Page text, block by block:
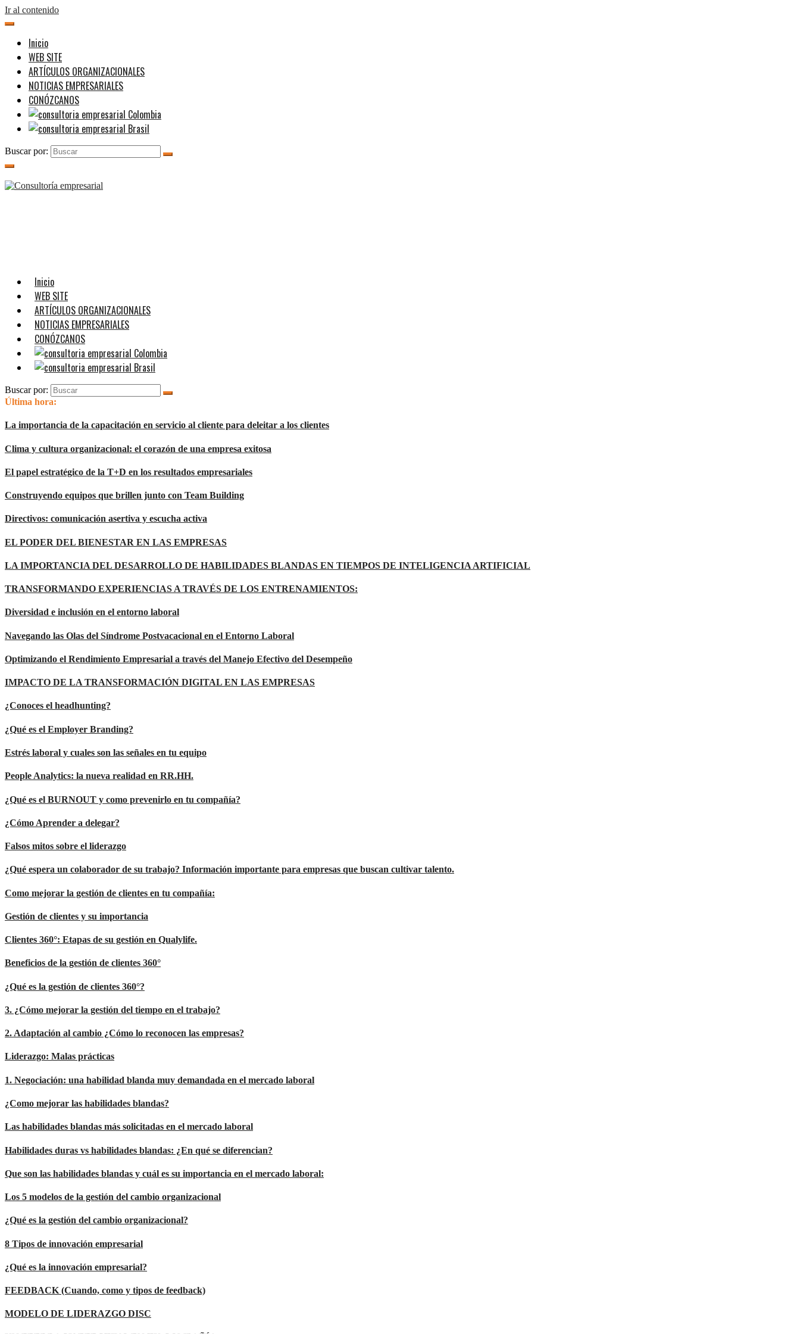
Ir al contenido
Inicio
WEB SITE
ARTÍCULOS ORGANIZACIONALES
NOTICIAS EMPRESARIALES
CONÓZCANOS
Buscar por:
Inicio
WEB SITE
ARTÍCULOS ORGANIZACIONALES
NOTICIAS EMPRESARIALES
CONÓZCANOS
Buscar por:
Última hora:
La importancia de la capacitación en servicio al cliente para deleitar a los clientes
Clima y cultura organizacional: el corazón de una empresa exitosa
El papel estratégico de la T+D en los resultados empresariales
Construyendo equipos que brillen junto con Team Building
Directivos: comunicación asertiva y escucha activa
EL PODER DEL BIENESTAR EN LAS EMPRESAS
LA IMPORTANCIA DEL DESARROLLO DE HABILIDADES BLANDAS EN TIEMPOS DE INTELIGENCIA ARTIFICIAL
TRANSFORMANDO EXPERIENCIAS A TRAVÉS DE LOS ENTRENAMIENTOS:
Diversidad e inclusión en el entorno laboral
Navegando las Olas del Síndrome Postvacacional en el Entorno Laboral
Optimizando el Rendimiento Empresarial a través del Manejo Efectivo del Desempeño
IMPACTO DE LA TRANSFORMACIÓN DIGITAL EN LAS EMPRESAS
¿Conoces el headhunting?
¿Qué es el Employer Branding?
Estrés laboral y cuales son las señales en tu equipo
People Analytics: la nueva realidad en RR.HH.
¿Qué es el BURNOUT y como prevenirlo en tu compañía?
¿Cómo Aprender a delegar?
Falsos mitos sobre el liderazgo
¿Qué espera un colaborador de su trabajo? Información importante para empresas que buscan cultivar talento.
Como mejorar la gestión de clientes en tu compañía:
Gestión de clientes y su importancia
Clientes 360°: Etapas de su gestión en Qualylife.
Beneficios de la gestión de clientes 360°
¿Qué es la gestión de clientes 360°?
3. ¿Cómo mejorar la gestión del tiempo en el trabajo?
2. Adaptación al cambio ¿Cómo lo reconocen las empresas?
Liderazgo: Malas prácticas
1. Negociación: una habilidad blanda muy demandada en el mercado laboral
¿Como mejorar las habilidades blandas?
Las habilidades blandas más solicitadas en el mercado laboral
Habilidades duras vs habilidades blandas: ¿En qué se diferencian?
Que son las habilidades blandas y cuál es su importancia en el mercado laboral:
Los 5 modelos de la gestión del cambio organizacional
¿Qué es la gestión del cambio organizacional?
8 Tipos de innovación empresarial
¿Qué es la innovación empresarial?
FEEDBACK (Cuando, como y tipos de feedback)
MODELO DE LIDERAZGO DISC